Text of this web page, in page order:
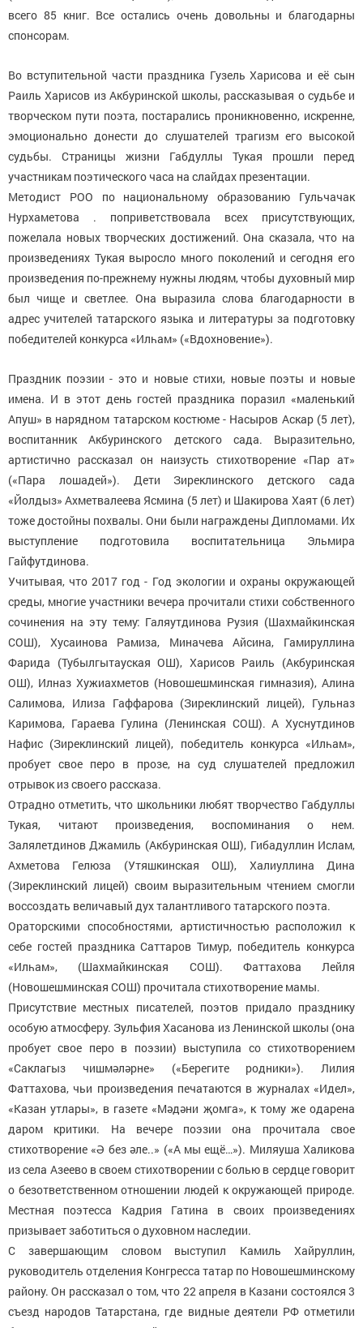
всего 85 книг. Все остались очень довольны и благодарны
спонсорам.
Во вступительной части праздника Гузель Харисова и её сын
Раиль Харисов из Акбуринской школы, рассказывая о судьбе и
творческом пути поэта, постарались проникновенно, искренне,
эмоционально донести до слушателей трагизм его высокой
судьбы. Страницы жизни Габдуллы Тукая прошли перед
участникам поэтического часа на слайдах презентации.
Методист РОО по национальному образованию Гульчачак
Нурхаметова . поприветствовала всех присутствующих,
пожелала новых творческих достижений. Она сказала, что на
произведениях Тукая выросло много поколений и сегодня его
произведения по-прежнему нужны людям, чтобы духовный мир
был чище и светлее. Она выразила слова благодарности в
адрес учителей татарского языка и литературы за подготовку
победителей конкурса «Илһам» («Вдохновение»).
Праздник поэзии - это и новые стихи, новые поэты и новые
имена. И в этот день гостей праздника поразил «маленький
Апуш» в нарядном татарском костюме - Насыров Аскар (5 лет),
воспитанник Акбуринского детского сада. Выразительно,
артистично рассказал он наизусть стихотворение «Пар ат»
(«Пара лошадей»). Дети Зиреклинского детского сада
«Йолдыз» Ахметвалеева Ясмина (5 лет) и Шакирова Хаят (6 лет)
тоже достойны похвалы. Они были награждены Дипломами. Их
выступление подготовила воспитательница Эльмира
Гайфутдинова.
Учитывая, что 2017 год - Год экологии и охраны окружающей
среды, многие участники вечера прочитали стихи собственного
сочинения на эту тему: Галяутдинова Рузия (Шахмайкинская
СОШ), Хусаинова Рамиза, Миначева Айсина, Гамируллина
Фарида (Тубылгытауская ОШ), Харисов Раиль (Акбуринская
ОШ), Илназ Хужиахметов (Новошешминская гимназия), Алина
Салимова, Илиза Гаффарова (Зиреклинский лицей), Гульназ
Каримова, Гараева Гулина (Ленинская СОШ). А Хуснутдинов
Нафис (Зиреклинский лицей), победитель конкурса «Илһам»,
пробует свое перо в прозе, на суд слушателей предложил
отрывок из своего рассказа.
Отрадно отметить, что школьники любят творчество Габдуллы
Тукая, читают произведения, воспоминания о нем.
Залялетдинов Джамиль (Акбуринская ОШ), Гибадуллин Ислам,
Ахметова Гелюза (Утяшкинская ОШ), Халиуллина Дина
(Зиреклинский лицей) своим выразительным чтением смогли
воссоздать величавый дух талантливого татарского поэта.
Ораторскими способностями, артистичностью расположил к
себе гостей праздника Саттаров Тимур, победитель конкурса
«Илһам», (Шахмайкинская СОШ). Фаттахова Лейля
(Новошешминская СОШ) прочитала стихотворение мамы.
Присутствие местных писателей, поэтов придало празднику
особую атмосферу. Зульфия Хасанова из Ленинской школы (она
пробует свое перо в поэзии) выступила со стихотворением
«Саклагыз чишмәләрне» («Берегите родники»). Лилия
Фаттахова, чьи произведения печатаются в журналах «Идел»,
«Казан утлары», в газете «Мәдәни җомга», к тому же одарена
даром критики. На вечере поэзии она прочитала свое
стихотворение «Ә без әле..» («А мы ещё…»). Миляуша Халикова
из села Азеево в своем стихотворении с болью в сердце говорит
о безответственном отношении людей к окружающей природе.
Местная поэтесса Кадрия Гатина в своих произведениях
призывает заботиться о духовном наследии.
С завершающим словом выступил Камиль Хайруллин,
руководитель отделения Конгресса татар по Новошешминскому
району. Он рассказал о том, что 22 апреля в Казани состоялся 3
съезд народов Татарстана, где видные деятели РФ отметили